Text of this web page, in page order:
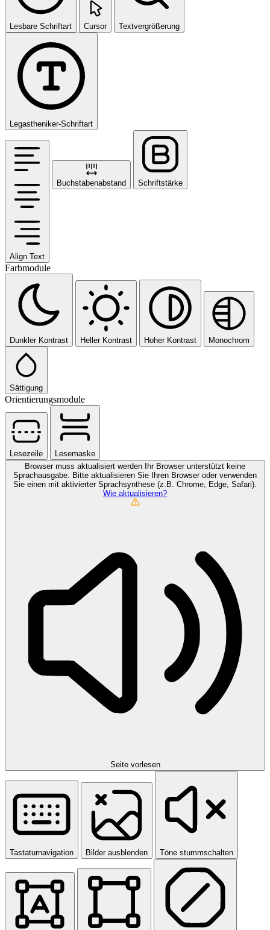
Lesbare Schriftart Cursor Textvergrößerung
Legastheniker-Schriftart
Align Text
Buchstabenabstand Schriftstärke
Farbmodule
Dunkler Kontrast Heller Kontrast Hoher Kontrast Monochrom
Sättigung
Orientierungsmodule
Lesezeile
Lesemaske
Browser muss aktualisiert werden
Ihr Browser unterstützt keine
Sprachausgabe. Bitte aktualisieren Sie Ihren Browser oder verwenden
Sie einen mit aktivierter Sprachsynthese (z.B. Chrome, Edge, Safari).
Wie aktualisieren?
Seite vorlesen
Tastaturnavigation Bilder ausblenden Töne stummschalten